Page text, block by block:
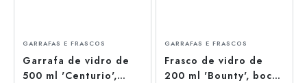
GARRAFAS E FRASCOS
Garrafa de vidro de
500 ml 'Centurio',
GARRAFAS E FRASCOS
Frasco de vidro de
200 ml 'Bounty', boca: